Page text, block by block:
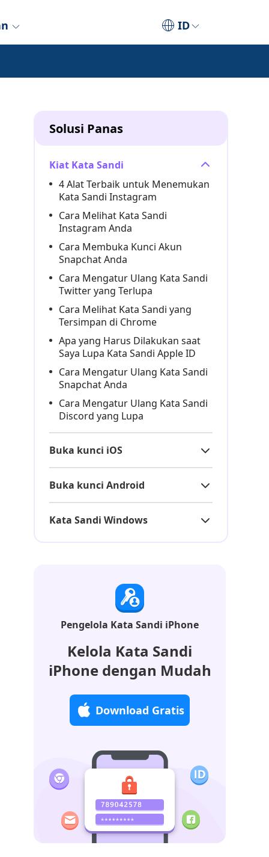
ID
Solusi Panas
Kiat Kata Sandi
4 Alat Terbaik untuk Menemukan
Kata Sandi Instagram
Cara Melihat Kata Sandi
Instagram Anda
Cara Membuka Kunci Akun
Snapchat Anda
Cara Mengatur Ulang Kata Sandi
Twitter yang Terlupa
Cara Melihat Kata Sandi yang
Tersimpan di Chrome
Apa yang Harus Dilakukan saat
Saya Lupa Kata Sandi Apple ID
Cara Mengatur Ulang Kata Sandi
Snapchat Anda
Cara Mengatur Ulang Kata Sandi
Discord yang Lupa
Buka kunci iOS
Buka kunci Android
Kata Sandi Windows
Pengelola Kata Sandi iPhone
Kelola Kata Sandi
iPhone dengan Mudah
Download Gratis